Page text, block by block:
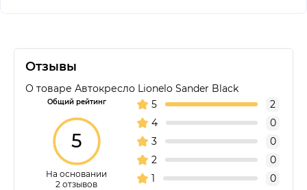
Отзывы
О товаре Автокресло Lionelo Sander Black
Общий рейтинг
5
На основании
2 отзывов
5
2
4
0
3
0
2
0
1
0